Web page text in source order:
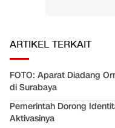
ARTIKEL TERKAIT
FOTO: Aparat Diadang
di Surabaya
Pemerintah Dorong
Aktivasinya